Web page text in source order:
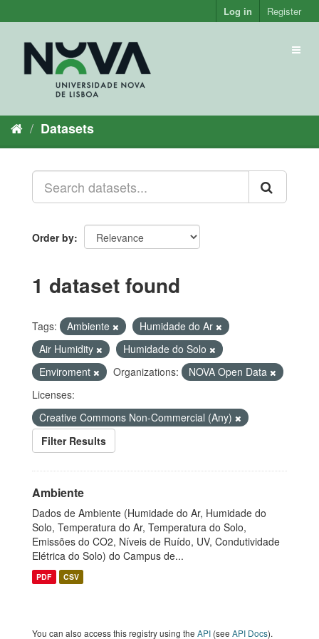
to
Log in Register
Datasets
Order by
1 dataset found
Tags: Ambiente
Humidade do Ar
Air Humidity
Humidade do Solo
Enviroment
Organizations:
NOVA Open Data
Licenses:
Creative Commons Non-Commercial (Any)
Filter Results
Ambiente
Dados de Ambiente (Humidade do Ar, Humidade do
Solo, Temperatura do Ar, Temperatura do Solo,
Emissões do CO2, Níveis de Ruído, UV, Condutividade
Elétrica do Solo) do Campus de...
PDF CSV
You can also access this registry using the API (see API Docs).